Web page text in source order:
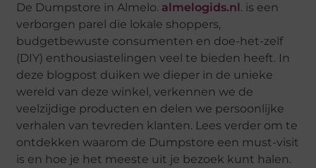
De Dumpstore in Almelo. almelogids.nl. is een
verborgen parel die lokale shoppers,
budgetbewuste consumenten en doe-het-zelf
(DIY) enthousiastelingen veel te bieden heeft. In
deze blogpost duiken we dieper in de unieke
wereld van deze winkel, verkennen we de
veelzijdige producten en delen we persoonlijke
verhalen van tevreden klanten. Lees verder om te
ontdekken waarom de Dumpstore een must-visit
is en hoe je het meeste uit je bezoek kunt halen.